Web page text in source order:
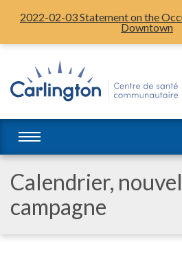
2022-02-03 Statement on the
Downtown
Calendrier,
campagne